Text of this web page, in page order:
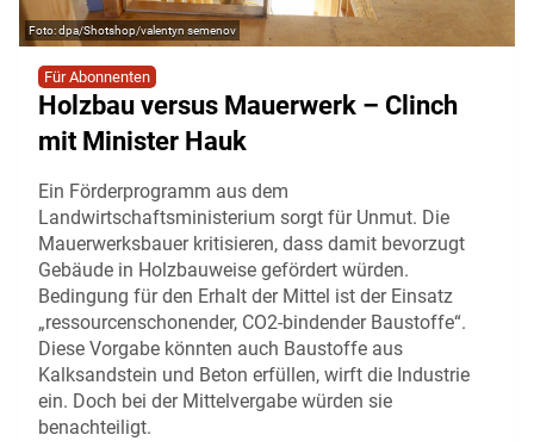
dpa/Shotshop/valentyn semenov
Für Abonnenten
Holzbau versus Mauerwerk – Clinch
mit Minister Hauk
Ein Förderprogramm aus dem
Landwirtschaftsministerium sorgt für Unmut. Die
Mauerwerksbauer kritisieren, dass damit bevorzugt
Gebäude in Holzbauweise gefördert würden.
Bedingung für den Erhalt der Mittel ist der Einsatz
„ressourcenschonender, CO2-bindender Baustoffe“.
Diese Vorgabe könnten auch Baustoffe aus
Kalksandstein und Beton erfüllen, wirft die Industrie
ein. Doch bei der Mittelvergabe würden sie
benachteiligt.